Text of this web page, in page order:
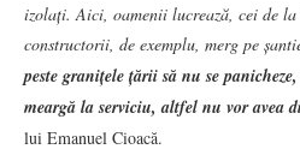
izolați. Aici, oamenii lucrează, cei de
constructorii, de exemplu, merg pe
peste granițele țării să nu se
meargă la serviciu, altfel nu vor avea
lui Emanuel Cioacă.